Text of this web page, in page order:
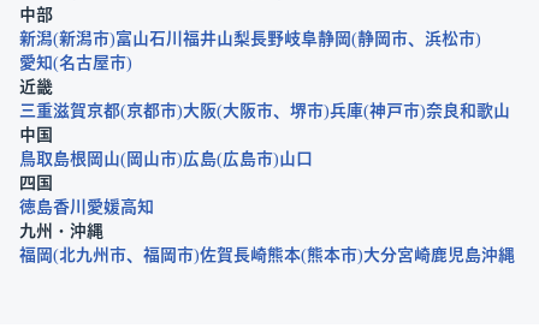
中部
新潟 新潟市 富山石川 福井山梨長野岐阜静岡 静岡市
浜松市
愛知 名古屋市
近畿
三重滋賀京都 京都市 大阪 大阪市 堺市 兵庫 神戸市 奈良和歌山
中国
鳥取 島根 岡山 岡山市 広島 広島市 山口
四国
徳島香川 愛媛高知
九州・沖縄
福岡 北九州市 福岡市 佐賀長崎熊本 熊本市 大分宮崎鹿児島沖縄